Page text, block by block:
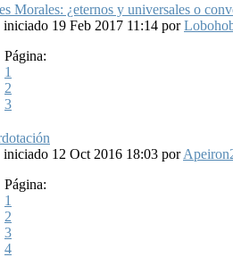
Morales: ¿eternos y universales o
iniciado 19 Feb 2017 11:14 por
Página:
1
2
3
iniciado 12 Oct 2016 18:03 por
Página:
1
2
3
4